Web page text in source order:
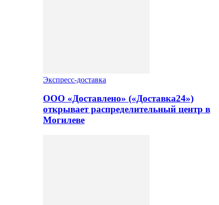
Экспресс-доставка
ООО «Доставлено» («Доставка24»)
открывает распределительный центр в
Могилеве